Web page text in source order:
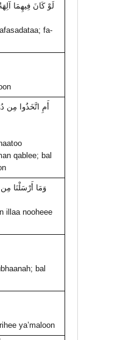
لَوْ كَانَ فِيهِمَا
fa-
أَمِ اتَّخَذُوا مِن
qablee; bal
وَمَا أَرْسَلْنَا
illaa nooheee
bal
ya’maloon